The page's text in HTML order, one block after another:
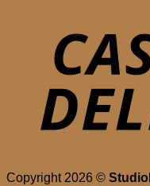
Copyright 2026 ©